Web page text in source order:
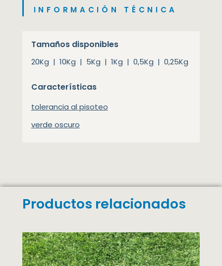
INFORMACIÓN TÉCNICA
Tamaños disponibles
20Kg | 10Kg | 5Kg | 1Kg | 0,5Kg | 0,25Kg
Características
tolerancia al pisoteo
verde oscuro
Productos relacionados